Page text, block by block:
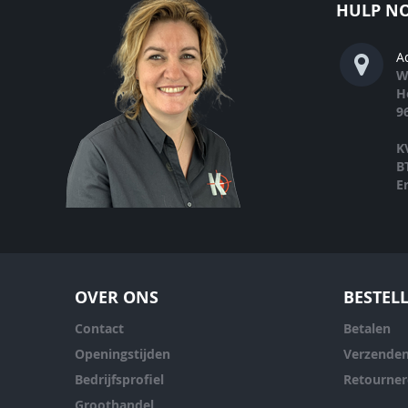
HULP
OVER ONS
Contact
Openingstijden
Bedrijfsprofiel
Betalen